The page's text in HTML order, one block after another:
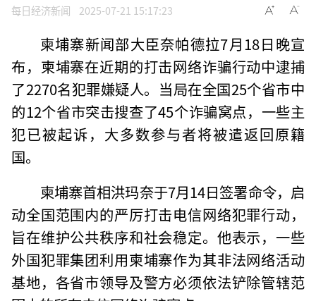
每日经济新闻 2025-07-21 15:17:23
柬埔寨新闻部大臣奈帕德拉7月18日晚宣
布，柬埔寨在近期的打击网络诈骗行动中逮捕
了2270名犯罪嫌疑人。当局在全国25个省市中
的12个省市突击搜查了45个诈骗窝点，一些主
犯已被起诉，大多数参与者将被遣返回原籍
国。
柬埔寨首相洪玛奈于7月14日签署命令，启
动全国范围内的严厉打击电信网络犯罪行动，
旨在维护公共秩序和社会稳定。他表示，一些
外国犯罪集团利用柬埔寨作为其非法网络活动
基地，各省市领导及警方必须依法铲除管辖范